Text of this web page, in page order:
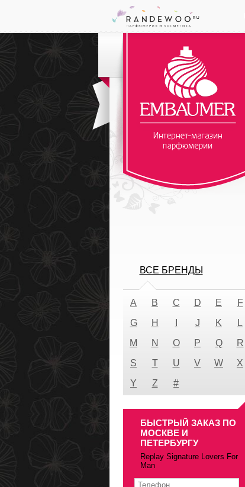
ВСЕ БРЕНДЫ
A B C D E
F
G
H J K
L
M
N O P Q
R
S
T U V W
X
Y
Z #
БЫСТРЫЙ ЗАКАЗ ПО
МОСКВЕ И
ПЕТЕРБУРГУ
Replay Signature Lovers For
Man